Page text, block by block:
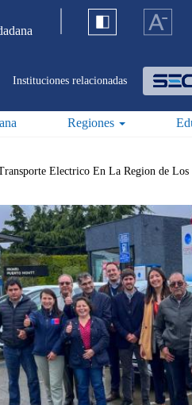
Instituciones relacionadas
Regiones
Electrico En La Region de